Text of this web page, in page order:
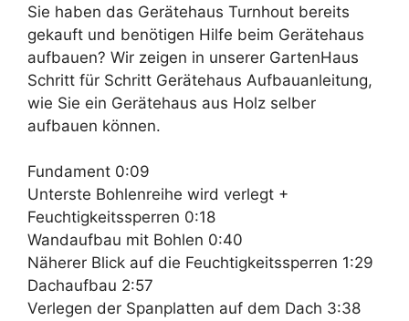
Sie haben das Gerätehaus Turnhout bereits
gekauft und benötigen Hilfe beim Gerätehaus
aufbauen? Wir zeigen in unserer GartenHaus
Schritt für Schritt Gerätehaus Aufbauanleitung,
wie Sie ein Gerätehaus aus Holz selber
aufbauen können.
Fundament 0:09
Unterste Bohlenreihe wird verlegt +
Feuchtigkeitssperren 0:18
Wandaufbau mit Bohlen 0:40
Näherer Blick auf die Feuchtigkeitssperren 1:29
Dachaufbau 2:57
Verlegen der Spanplatten auf dem Dach 3:38